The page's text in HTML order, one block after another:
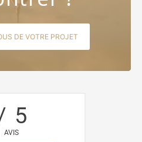
DE VOTRE PROJET
5
AVIS